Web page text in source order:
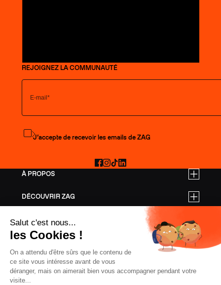
À PROPOS
DÉCOUVRIR ZAG
TARIFS PRO
SKIS FREERIDE
REJOIGNEZ LA COMMUNAUTÉ
S'abonner à la newsletter
J’accepte de recevoir les emails de ZAG
Facebook
Instagram
TikTokLinkedIn